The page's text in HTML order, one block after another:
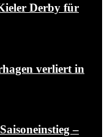
Derby für
verliert in
–